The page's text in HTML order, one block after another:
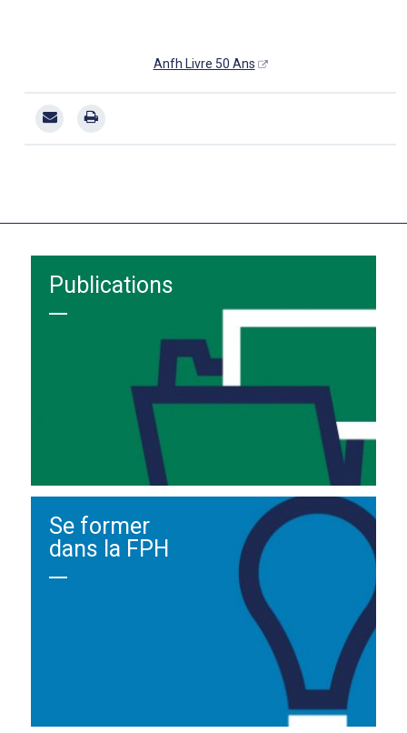
Anfh Livre 50 Ans
Publications
Se former
dans la FPH